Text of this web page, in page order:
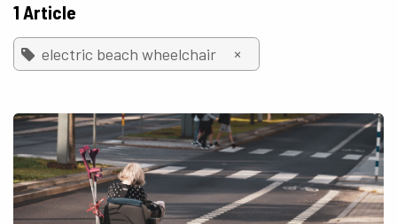
1 Article
electric beach wheelchair ×